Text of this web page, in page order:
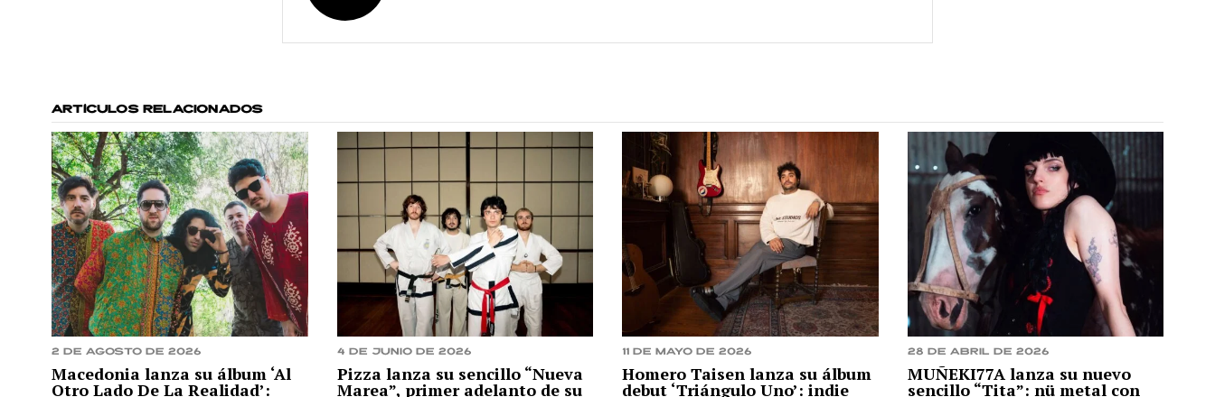
ARTÍCULOS RELACIONADOS
2 de agosto de 2026
Macedonia lanza su álbum ‘Al
Otro Lado De La Realidad’:
4 de junio de 2026
Pizza lanza su sencillo “Nueva
Marea”, primer adelanto de su
11 de mayo de 2026
Homero Taisen lanza su álbum
debut ‘Triángulo Uno’: indie
28 de abril de 2026
MUÑEKI77A lanza su nuevo
sencillo “Tita”: nü metal con